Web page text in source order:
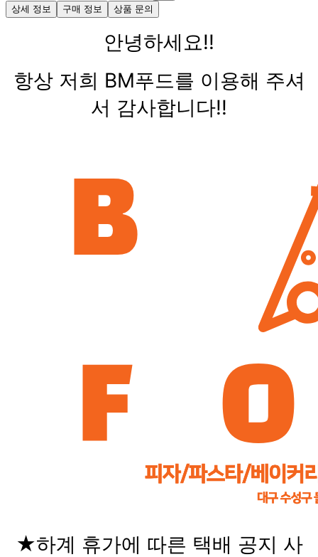
상세 정보 구매 정보 상품 문의
안녕하세요!!
항상 저희 BM푸드를 이용해 주셔
서 감사합니다!!
★하계 휴가에 따른 택배 공지 사